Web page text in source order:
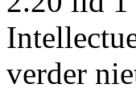
verder